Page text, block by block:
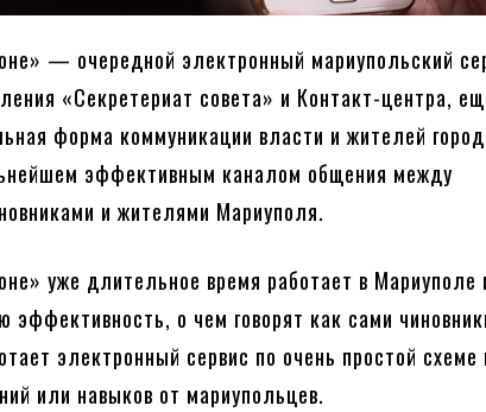
— очередной электронный мариупольский
«Секретериат совета» и Контакт-центра,
форма коммуникации власти и жителей
эффективным каналом общения между
и жителями Мариуполя.
уже длительное время работает в Мариуполе
эффективность, о чем говорят как сами
электронный сервис по очень простой схеме
или навыков от мариупольцев.